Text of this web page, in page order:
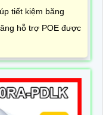
tiết kiệm băng
hỗ trợ POE được